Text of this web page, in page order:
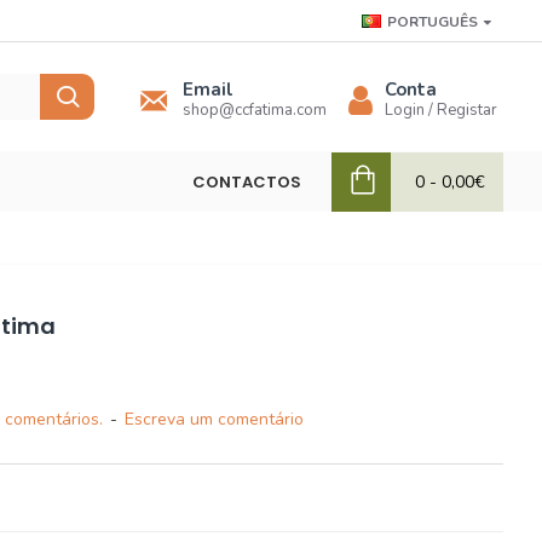
PORTUGUÊS
Email
shop@ccfatima.com
Conta
Login / Registar
CONTACTOS 0 - 0,00€
- Escreva um comentário